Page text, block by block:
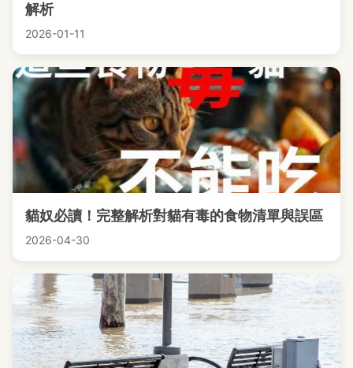
解析
2026-01-11
貓奴必讀！完整解析對貓有毒的食物清單與誤區
2026-04-30